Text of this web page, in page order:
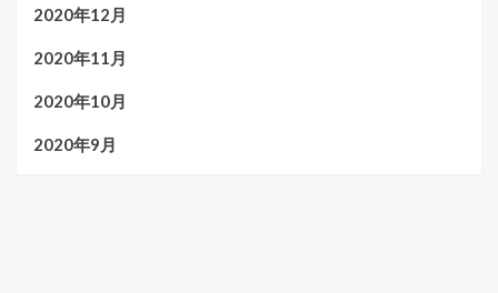
2020年12月
2020年11月
2020年10月
2020年9月